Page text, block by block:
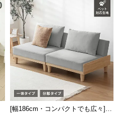
[幅186cm・コンパクトでも広々] 3